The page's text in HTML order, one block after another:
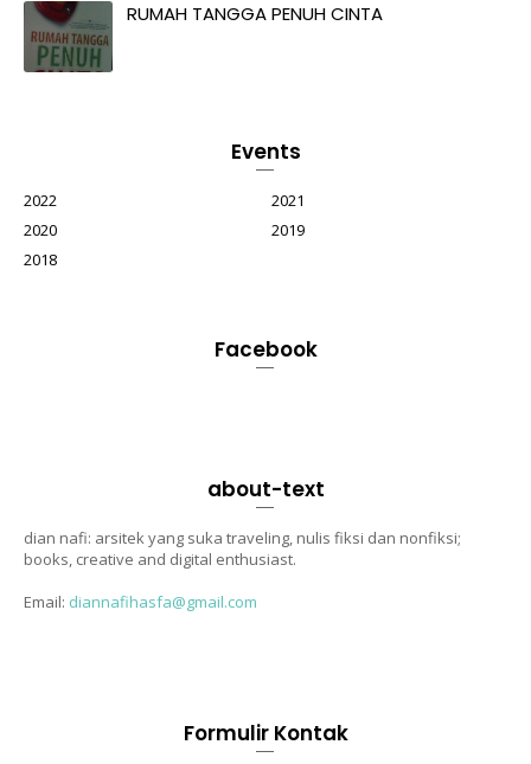
RUMAH TANGGA PENUH CINTA
Events
2022
2021
2020
2019
2018
Facebook
about-text
dian nafi: arsitek yang suka traveling, nulis fiksi dan nonfiksi;
books, creative and digital enthusiast.
Email: diannafihasfa@gmail.com
Formulir Kontak